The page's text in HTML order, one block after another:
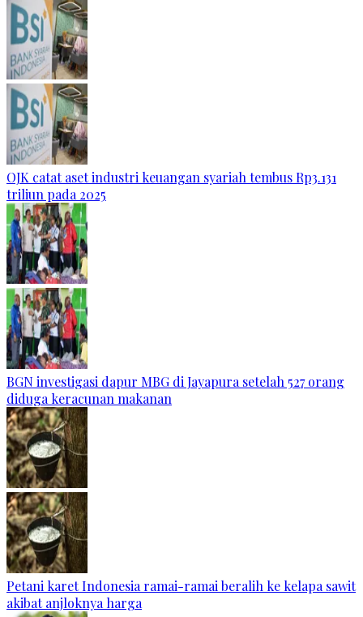
OJK catat aset industri keuangan syariah tembus Rp3.131
triliun pada 2025
BGN investigasi dapur MBG di Jayapura setelah 527 orang
diduga keracunan makanan
Petani karet Indonesia ramai-ramai beralih ke kelapa sawit
akibat anjloknya harga